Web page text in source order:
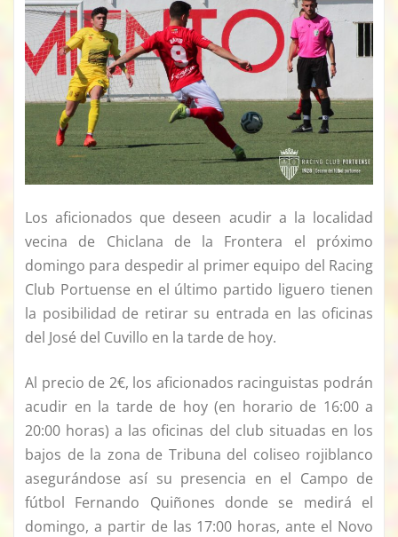
Los aficionados que deseen acudir a la localidad
vecina de Chiclana de la Frontera el próximo
domingo para despedir al primer equipo del Racing
Club Portuense en el último partido liguero tienen
la posibilidad de retirar su entrada en las oficinas
del José del Cuvillo en la tarde de hoy.
Al precio de 2€, los aficionados racinguistas podrán
acudir en la tarde de hoy (en horario de 16:00 a
20:00 horas) a las oficinas del club situadas en los
bajos de la zona de Tribuna del coliseo rojiblanco
asegurándose así su presencia en el Campo de
fútbol Fernando Quiñones donde se medirá el
domingo, a partir de las 17:00 horas, ante el Novo